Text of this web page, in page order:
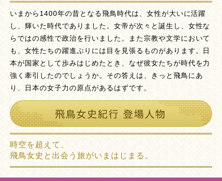
いまから1400年の昔となる飛鳥時代は、女性が大いに活躍
し、輝いた時代でありました。女帝が次々と誕生し、女性な
らではの感性で政治を行いました。また宗教や文学において
も、女性たちの躍進ぶりには目を見張るものがあります。日
本が国家として歩みはじめたとき、なぜ彼女たちが時代を力
強く牽引したのでしょうか。その答えは、きっと飛鳥にあ
り、日本の女子力の原点があるはずです。
時空を超えて、
飛鳥女史と出会う旅がいまはじまる。